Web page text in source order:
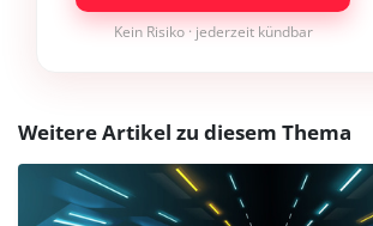
Kein Risiko · jederzeit kündbar
Weitere Artikel zu diesem Thema